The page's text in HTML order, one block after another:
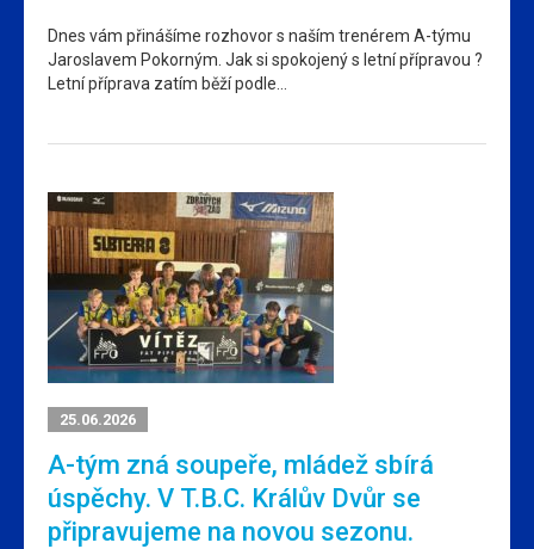
Dnes vám přinášíme rozhovor s naším trenérem A-týmu
Jaroslavem Pokorným. Jak si spokojený s letní přípravou ?
Letní příprava zatím běží podle…
25.06.2026
A-tým zná soupeře, mládež sbírá
úspěchy. V T.B.C. Králův Dvůr se
připravujeme na novou sezonu.